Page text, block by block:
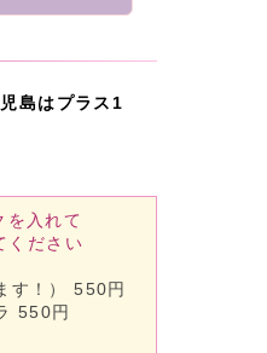
島はプラス1
を入れて
ください
す！） 550円
550円